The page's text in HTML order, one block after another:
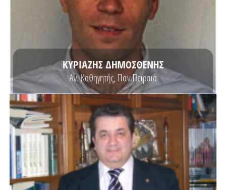
ΚΥΡΙΑΖΗΣ ΔΗΜΟΣΘΕΝΗΣ
Αν. Καθηγητής, Παν.Πειραιά
Δημοσθένης Κυριαζής έχει πτυχίο στη Σχολή Ηλεκτρολόγων Μηχανικών
και Μηχανικών Υπολογιστών του Εθνικού Μετσόβιου Πολυτεχνείου και
το διατμηματικό μεταπτυχιακό δίπλωμα σπουδών «Τεχνο-οικονομικά
Ο Γρηγόριος Χονδροκούκης σπούδασε Διοίκηση Επιχειρήσεων στην
Ανωτάτη Βιομηχανική Σχολή Πειραιώς, Μεταπτυχιακό στη Πληροφορική
στο Birkbeck College London University και Διδακτορικό Δίπλωμα στο
Σχεδιασμό και Ανάπτυξη Ομαδικών Συστημάτων Υποστήριξης
ΒΙΟΓΡΑΦΙΚΟ